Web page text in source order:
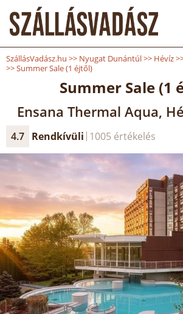
SzállásVadász.hu >> Nyugat Dunántúl>> Hévíz
>>Summer Sale (1 éjtől)
Summer Sale (1
Ensana Thermal Aqua,
4.7 Rendkívüli 1005 értékelés